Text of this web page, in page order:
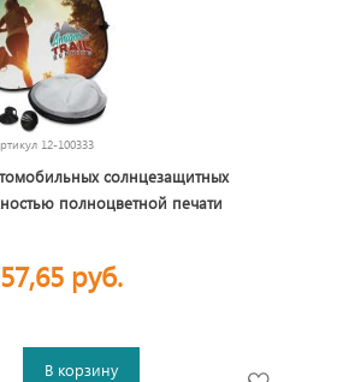
12-100333
солнцезащитных
полноцветной печати
руб.
В корзину